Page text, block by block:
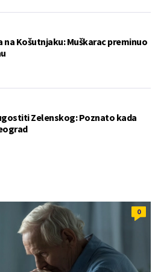
na Košutnjaku: Muškarac preminuo
Zelenskog: Poznato kada
0